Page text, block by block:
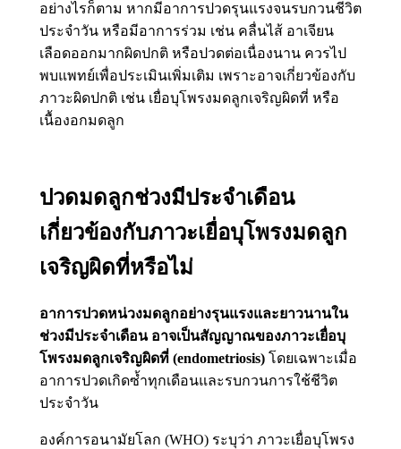
อย่างไรก็ตาม หากมีอาการปวดรุนแรงจนรบกวนชีวิต
ประจำวัน หรือมีอาการร่วม เช่น คลื่นไส้ อาเจียน
เลือดออกมากผิดปกติ หรือปวดต่อเนื่องนาน ควรไป
พบแพทย์เพื่อประเมินเพิ่มเติม เพราะอาจเกี่ยวข้องกับ
ภาวะผิดปกติ เช่น เยื่อบุโพรงมดลูกเจริญผิดที่ หรือ
เนื้องอกมดลูก
ปวดมดลูกช่วงมีประจำเดือน
เกี่ยวข้องกับภาวะเยื่อบุโพรงมดลูก
เจริญผิดที่หรือไม่
อาการปวดหน่วงมดลูกอย่างรุนแรงและยาวนานใน
ช่วงมีประจำเดือน อาจเป็นสัญญาณของภาวะเยื่อบุ
โพรงมดลูกเจริญผิดที่ (endometriosis)โดยเฉพาะเมื่อ
อาการปวดเกิดซ้ำทุกเดือนและรบกวนการใช้ชีวิต
ประจำวัน
องค์การอนามัยโลก (WHO) ระบุว่า ภาวะเยื่อบุโพรง